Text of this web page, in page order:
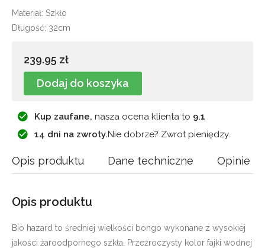
Materiał: Szkło
Długość: 32cm
239.95 zł
Dodaj do koszyka
Kup zaufane, nasza ocena klienta to 9.1
14 dni na zwroty.Nie dobrze? Zwrot pieniędzy.
Opis produktu Dane techniczne Opinie
Opis produktu
Bio hazard to średniej wielkości bongo wykonane z wysokiej
jakości żaroodpornego szkła. Przeźroczysty kolor fajki wodnej